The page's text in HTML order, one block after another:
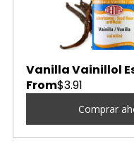
Vanilla Vainillol
From$3.91
Comprar